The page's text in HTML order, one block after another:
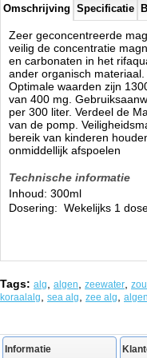
Omschrijving Specificatie
Zeer geconcentreerde
veilig de concentratie
en carbonaten in het
ander organisch
Optimale waarden zijn
van 400 mg.
per 300 liter. Verdeel de
van de pomp.
bereik van kinderen
onmiddellijk afspoelen
Technische informatie
Inhoud: 300ml
Dosering: Wekelijks 1
Tags: alg algen zeewater
koraalalg sea alg zee alg
Informatie